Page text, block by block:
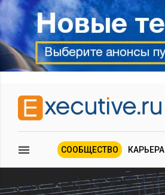
СООБЩЕСТВО КАРЬЕРА